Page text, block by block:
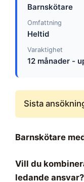
Barnskötare
Omfattning
Heltid
Varaktighet
12 månader -
Sista
Barnskötare
Vill du
ledande ansvar?